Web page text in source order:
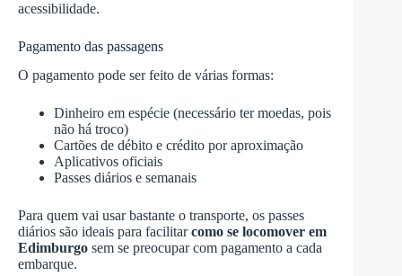
acessibilidade.
Pagamento das passagens
O pagamento pode ser feito de várias formas:
Dinheiro em espécie (necessário ter moedas, pois
não há troco)
Cartões de débito e crédito por aproximação
Aplicativos oficiais
Passes diários e semanais
Para quem vai usar bastante o transporte, os passes
diários são ideais para facilitarcomo se locomover em
Edimburgo sem se preocupar com pagamento a cada
embarque.